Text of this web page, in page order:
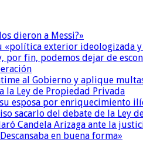
dieron a Messi?»
«política exterior ideologizada
por fin, podemos dejar de
al Gobierno y aplique
la Ley de Propiedad Privada
esposa por enriquecimiento
sacarlo del debate de la
Candela Arizaga ante la
en buena forma»